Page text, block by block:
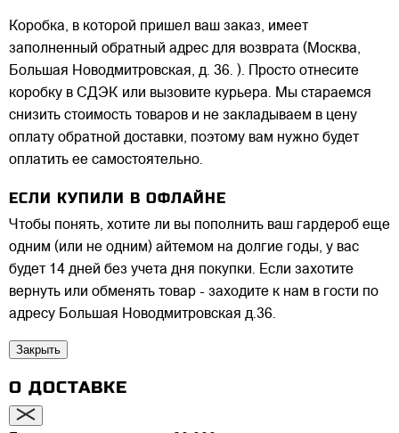
Коробка, в которой пришел ваш заказ, имеет
заполненный обратный адрес для возврата (Москва,
Большая Новодмитровская, д. 36. ). Просто отнесите
коробку в СДЭК или вызовите курьера. Мы стараемся
снизить стоимость товаров и не закладываем в цену
оплату обратной доставки, поэтому вам нужно будет
оплатить ее самостоятельно.
ЕСЛИ КУПИЛИ В ОФЛАЙНЕ
Чтобы понять, хотите ли вы пополнить ваш гардероб еще
одним (или не одним) айтемом на долгие годы, у вас
будет 14 дней без учета дня покупки. Если захотите
вернуть или обменять товар - заходите к нам в гости по
адресу Большая Новодмитровская д.36.
Закрыть
О ДОСТАВКЕ